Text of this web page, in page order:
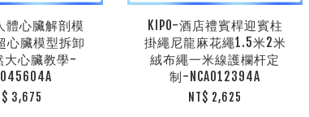
體心臟解剖模
心臟模型拆卸
大心臟教學-
3,675
KIPO-酒店禮賓桿迎賓柱
掛繩尼龍麻花繩1.5米2米
絨布繩一米線護欄杆定
制-NCA012394A
NT$ 2,625